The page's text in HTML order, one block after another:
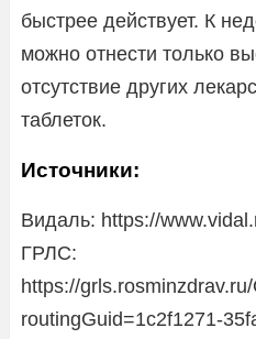
быстрее действует. К
можно отнести только
отсутствие других
таблеток.
Источники:
Видаль: https://
ГРЛС:
https://
routingGuid=1c2f1271-